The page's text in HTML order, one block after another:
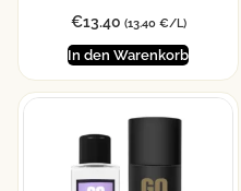
€13.40 (13.40 €/L)
In den Warenkorb